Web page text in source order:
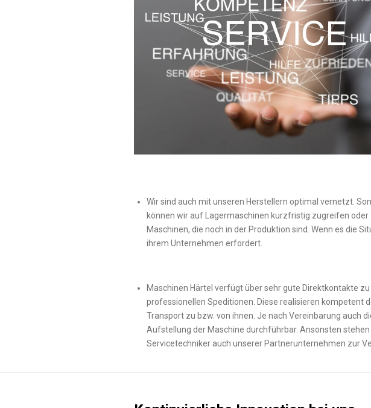
Wir sind auch mit unseren Herstellern optimal vernetzt.
können wir auf Lagermaschinen kurzfristig zugreifen
Maschinen, die noch in der Produktion sind. Wenn es die
ihrem Unternehmen erfordert.
Maschinen Härtel verfügt über sehr gute Direktkontakte zu
professionellen Speditionen. Diese realisieren kompetent
Transport zu bzw. von ihnen. Je nach Vereinbarung auch
Aufstellung der Maschine durchführbar. Ansonsten stehen
Servicetechniker auch unserer Partnerunternehmen zur